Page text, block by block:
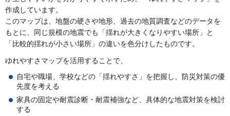
作成しています。
このマップは、地盤の硬さや地形、過去の地質調査などのデータを
もとに、同じ規模の地震でも「揺れが大きくなりやすい場所」と
「比較的揺れが小さい場所」の違いを色分けしたものです。
ゆれやすさマップを活用することで、
自宅や職場、学校などの「揺れやすさ」を把握し、防災対策の優
先度を考える
家具の固定や耐震診断・耐震補強など、具体的な地震対策を検討
する